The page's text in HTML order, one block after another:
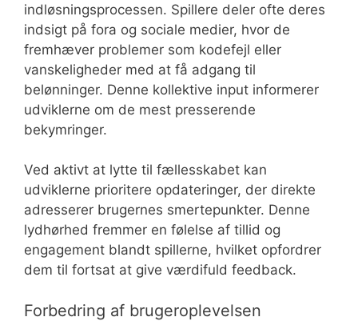
indløsningsprocessen. Spillere deler ofte deres
indsigt på fora og sociale medier, hvor de
fremhæver problemer som kodefejl eller
vanskeligheder med at få adgang til
belønninger. Denne kollektive input informerer
udviklerne om de mest presserende
bekymringer.
Ved aktivt at lytte til fællesskabet kan
udviklerne prioritere opdateringer, der direkte
adresserer brugernes smertepunkter. Denne
lydhørhed fremmer en følelse af tillid og
engagement blandt spillerne, hvilket opfordrer
dem til fortsat at give værdifuld feedback.
Forbedring af brugeroplevelsen